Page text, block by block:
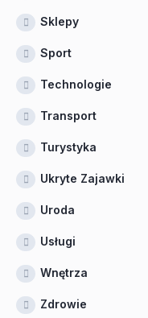
Sklepy
Sport
Technologie
Transport
Turystyka
Ukryte Zajawki
Uroda
Usługi
Wnętrza
Zdrowie